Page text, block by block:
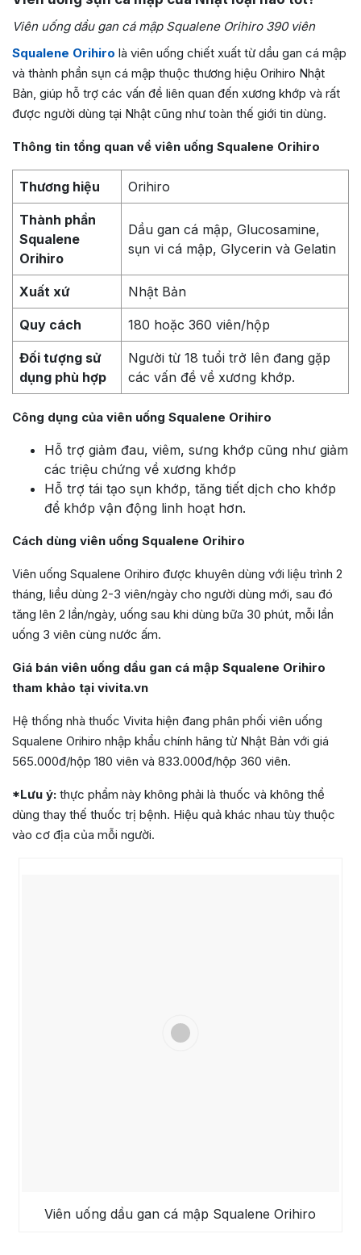
Viên uống dầu gan cá mập Squalene Orihiro 390 viên
Squalene Orihiro là viên uống chiết xuất từ dầu gan cá mập
và thành phần sụn cá mập thuộc thương hiệu Orihiro Nhật
Bản, giúp hỗ trợ các vấn đề liên quan đến xương khớp và rất
được người dùng tại Nhật cũng như toàn thế giới tin dùng.
Thông tin tổng quan về viên uống Squalene Orihiro
Thương hiệu Orihiro
Thành phần
Squalene
Orihiro
Dầu gan cá mập, Glucosamine,
sụn vi cá mập, Glycerin và Gelatin
Xuất xứ Nhật Bản
Quy cách 180 hoặc 360 viên/hộp
Đối tượng sử
dụng phù hợp
Người từ 18 tuổi trở lên đang gặp
các vấn đề về xương khớp.
Công dụng của viên uống Squalene Orihiro
Hỗ trợ giảm đau, viêm, sưng khớp cũng như giảm
các triệu chứng về xương khớp
Hỗ trợ tái tạo sụn khớp, tăng tiết dịch cho khớp
để khớp vận động linh hoạt hơn.
Cách dùng viên uống Squalene Orihiro
Viên uống Squalene Orihiro được khuyên dùng với liệu trình 2
tháng, liều dùng 2-3 viên/ngày cho người dùng mới, sau đó
tăng lên 2 lần/ngày, uống sau khi dùng bữa 30 phút, mỗi lần
uống 3 viên cùng nước ấm.
Giá bán viên uống dầu gan cá mập Squalene Orihiro
tham khảo tại vivita.vn
Hệ thống nhà thuốc Vivita hiện đang phân phối viên uống
Squalene Orihiro nhập khẩu chính hãng từ Nhật Bản với giá
565.000đ/hộp 180 viên và 833.000đ/hộp 360 viên.
*Lưu ý: thực phẩm này không phải là thuốc và không thể
dùng thay thế thuốc trị bệnh. Hiệu quả khác nhau tùy thuộc
vào cơ địa của mỗi người.
Viên uống dầu gan cá mập Squalene Orihiro